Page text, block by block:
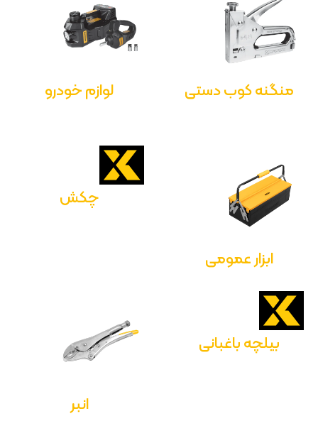
منگنه کوب دستی لوازم خودرو
ابزار عمومی
چکش
بیلچه باغبانی
انبر